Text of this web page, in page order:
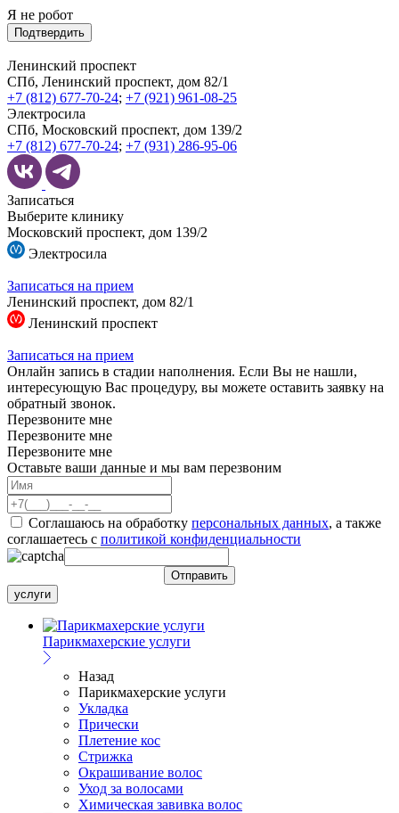
Я не робот
Подтвердить
Ленинский проспект
СПб, Ленинский проспект, дом 82/1
+7 (812) 677-70-24; +7 (921) 961-08-25
Электросила
СПб, Московский проспект, дом 139/2
+7 (812) 677-70-24; +7 (931) 286-95-06
Записаться
Выберите клинику
Московский проспект, дом 139/2
Электросила
Записаться на прием
Ленинский проспект, дом 82/1
Ленинский проспект
Записаться на прием
Онлайн запись в стадии наполнения. Если Вы не нашли,
интересующую Вас процедуру, вы можете оставить заявку на
обратный звонок.
Перезвоните мне
Перезвоните мне
Перезвоните мне
Оставьте ваши данные и мы вам перезвоним
Соглашаюсь на обработку персональных данных, а также
соглашаетесь c политикой конфиденциальности
услуги
Парикмахерские услуги
Назад
Парикмахерские услуги
Укладка
Прически
Плетение кос
Стрижка
Окрашивание волос
Уход за волосами
Химическая завивка волос